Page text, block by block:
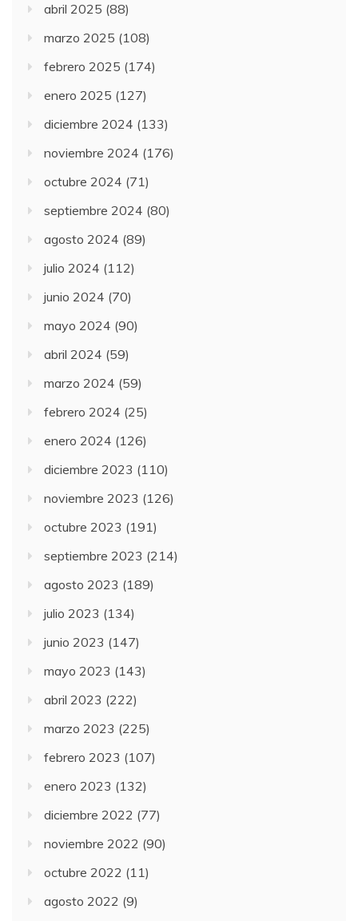
abril 2025 (88)
marzo 2025 (108)
febrero 2025 (174)
enero 2025 (127)
diciembre 2024 (133)
noviembre 2024 (176)
octubre 2024 (71)
septiembre 2024 (80)
agosto 2024 (89)
julio 2024 (112)
junio 2024 (70)
mayo 2024 (90)
abril 2024 (59)
marzo 2024 (59)
febrero 2024 (25)
enero 2024 (126)
diciembre 2023 (110)
noviembre 2023 (126)
octubre 2023 (191)
septiembre 2023 (214)
agosto 2023 (189)
julio 2023 (134)
junio 2023 (147)
mayo 2023 (143)
abril 2023 (222)
marzo 2023 (225)
febrero 2023 (107)
enero 2023 (132)
diciembre 2022 (77)
noviembre 2022 (90)
octubre 2022 (11)
agosto 2022 (9)